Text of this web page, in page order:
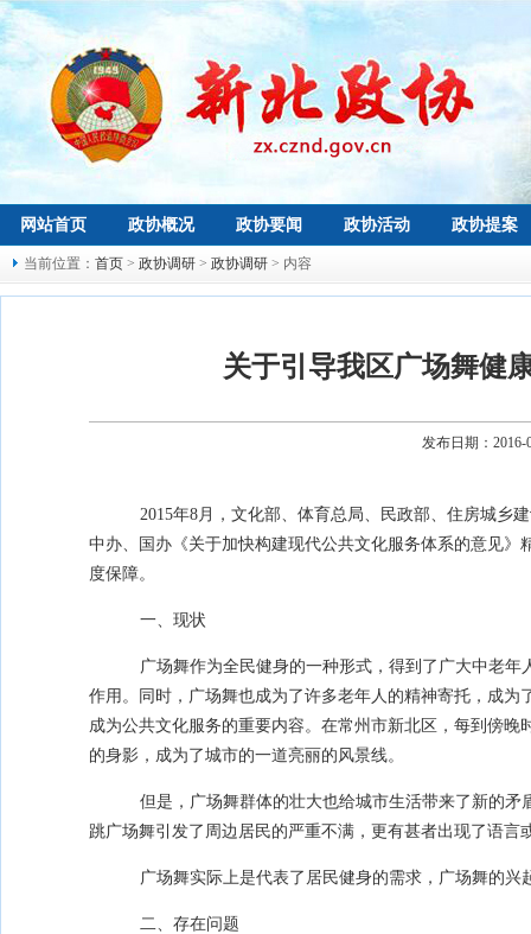
网站首页 政协概况 政协要闻 政协活动 政协提案
当前位置： 首页 > 政协调研 > 政协调研 > 内容
关于引导我区广场舞健
发布日期：
2015年8月，文化部、体育总局、民政部、住房城乡
中办、国办《关于加快构建现代公共文化服务体系的意见
度保障。
一、现状
广场舞作为全民健身的一种形式，得到了广大中老
作用。同时，广场舞也成为了许多老年人的精神寄托，成
成为公共文化服务的重要内容。在常州市新北区，每到傍
的身影，成为了城市的一道亮丽的风景线。
但是，广场舞群体的壮大也给城市生活带来了新的
跳广场舞引发了周边居民的严重不满，更有甚者出现了语言
广场舞实际上是代表了居民健身的需求，广场舞的
二、存在问题